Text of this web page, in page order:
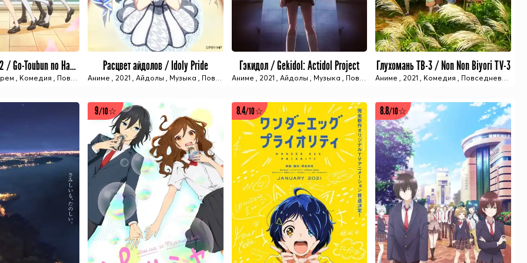
12 ИЗ 12 СЕРИЙ
Пять невест ТВ-2 / Go-Toubun no Hanayome TV-2
Комедия Повседневность ,Романтика, Школа/Академия ,Зимний сезон, Субтитры,Anidub,Anilibria,Animedia ,AnimeVost,AniStar,
12 ИЗ 12 СЕРИЙ
Расцвет айдолов / Idoly Pride
Аниме 2021 Айдолы Музыка Повседневность ,Зимний сезон,AniStar
12 ИЗ 12 СЕРИЙ
Гэкидол / Gekidol: Actidol Project
Аниме 2021 Айдолы Музыка Повседневность ,Фантастика, Зимний сезон
12 ИЗ 12 СЕРИЙ
Глухомань ТВ-3 / Non Non Biyori TV-3
Аниме 2021 Комедия Повседневность
9/10☆ 8.4/10☆ 8.8/10☆